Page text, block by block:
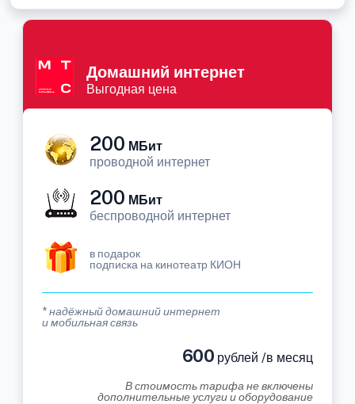
Домашний интернет
Выгодная цена
200 МБит
проводной интернет
200 МБит
беспроводной интернет
в подарок
подписка на кинотеатр КИОН
* надёжный домашний интернет
и мобильная связь
600 рублей /в месяц
В стоимость тарифа не включены
дополнительные услуги и оборудование